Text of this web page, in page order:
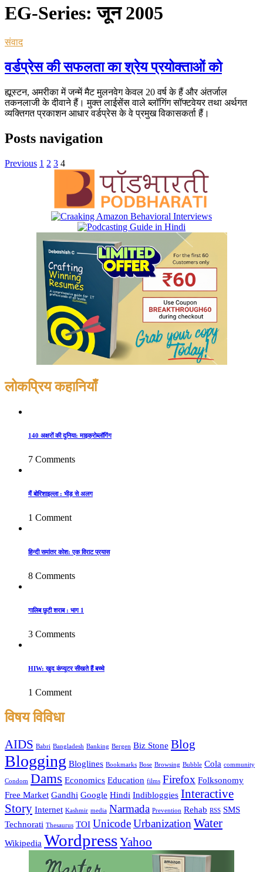
EG-Series:जून 2005
संवाद
वर्डप्रेस की सफलता का श्रेय प्रयोक्ताओं को
ह्यूस्टन, अमरीका में जन्में मैट मुलनवेग केवल 20 वर्ष के हैं और अंतर्जाल
तकनलाजी के दीवाने हैं। मुक्त लाईसेंस वाले ब्लॉगिंग सॉफ्टवेयर तथा अर्थगत
व्यक्तिगत प्रकाशन आधार वर्डप्रेस के वे प्रमुख विकासकर्ता हैं।
Posts navigation
Previous 1 2 3 4
लोकप्रिय कहानियाँ
140 अक्षरों की दुनिया: माइक्रोब्लॉगिंग
7 Comments
मैं बोरिशाइल्ला : भीड़ से अलग
1 Comment
हिन्दी समांतर कोश: एक विराट प्रयास
8 Comments
गालिब छुटी शराब : भाग 1
3 Comments
HIW: खुद कंप्यूटर सीखते हैं बच्चे
1 Comment
विषय विविधा
AIDS Babri Bangladesh Banking Bergen Biz Stone Blog
Blogging Bloglines Bookmarks Bose Browsing Bubble Cola community
Condom Dams Economics Education films Firefox Folksonomy
Free Market Gandhi Google Hindi Indibloggies Interactive
Story Internet Kashmir media Narmada Prevention Rehab RSS SMS
Technorati Thesaurus TOI UnicodeUrbanization Water
Wikipedia WordpressYahoo